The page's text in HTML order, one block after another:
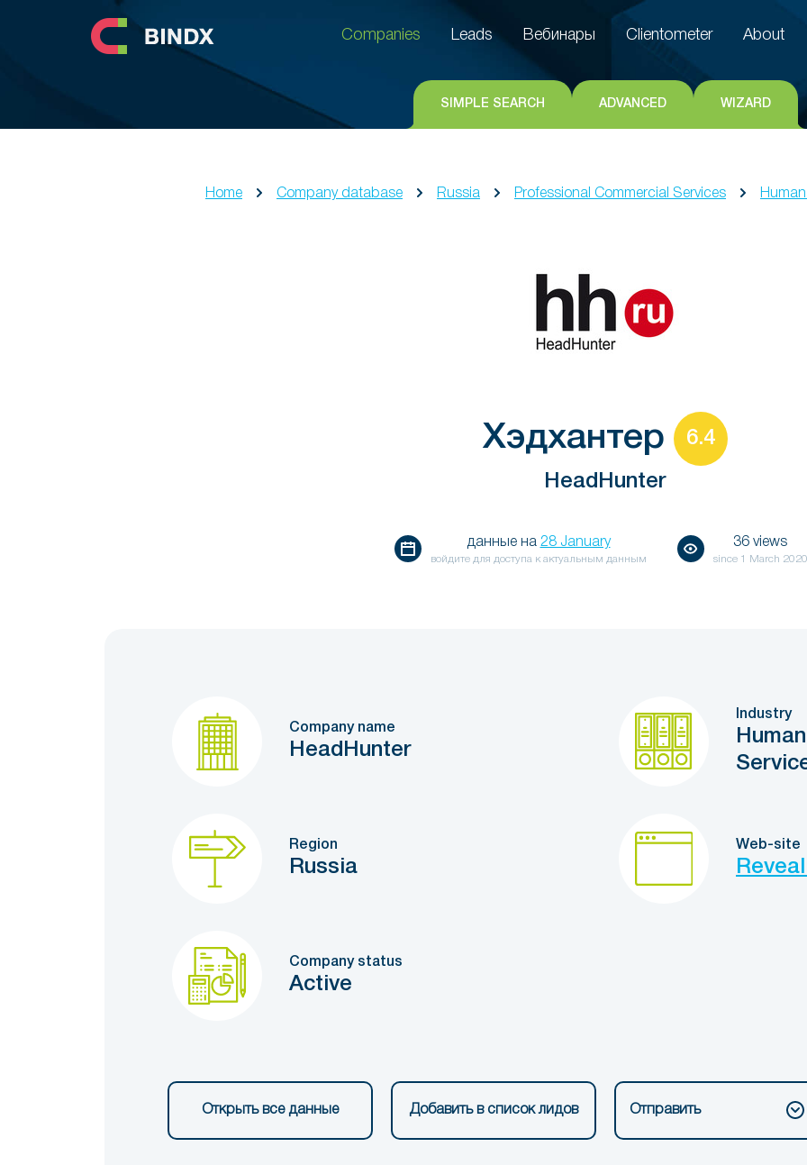
Clientometer
Companies
Leads Вебинары Clientometer About
SIMPLE SEARCH ADVANCED WIZARD
Home Company database Russia Professional Commercial Services
Хэдхантер 6.4
HeadHunter
данные на 28 January
войдите для доступа к актуальным данным
36 views
since 1 March 2020
Company name
HeadHunter
Industry
Region
Russia
Web-site
Company status
Active
Открыть все данные Добавить в список лидов Отправить